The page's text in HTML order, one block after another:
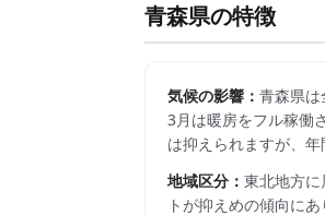
青森県の特徴
気候の影響： 青森県
3月は暖房をフル稼働
は抑えられますが、
地域区分： 東北地方に
トが抑えめの傾向にあ